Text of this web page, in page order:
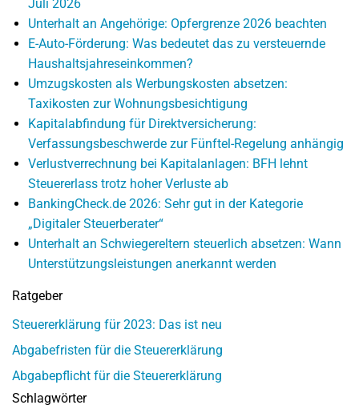
Juli 2026
Unterhalt an Angehörige: Opfergrenze 2026 beachten
E-Auto-Förderung: Was bedeutet das zu versteuernde
Haushaltsjahreseinkommen?
Umzugskosten als Werbungskosten absetzen:
Taxikosten zur Wohnungsbesichtigung
Kapitalabfindung für Direktversicherung:
Verfassungsbeschwerde zur Fünftel-Regelung anhängig
Verlustverrechnung bei Kapitalanlagen: BFH lehnt
Steuererlass trotz hoher Verluste ab
BankingCheck.de 2026: Sehr gut in der Kategorie
„Digitaler Steuerberater“
Unterhalt an Schwiegereltern steuerlich absetzen: Wann
Unterstützungsleistungen anerkannt werden
Ratgeber
Steuererklärung für 2023: Das ist neu
Abgabefristen für die Steuererklärung
Abgabepflicht für die Steuererklärung
Schlagwörter